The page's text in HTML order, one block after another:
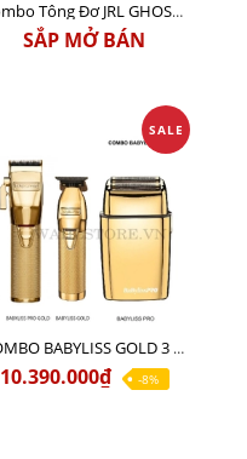
Combo Tông Đơ JRL GHOST 3 Limited Edition Chính Hãng USA
SẮP MỞ BÁN
SALE
COMBO BABYLISS GOLD 3 cao cấp chính hãng
10.390.000₫ -8%